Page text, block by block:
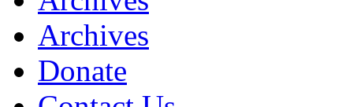
Archives
Donate